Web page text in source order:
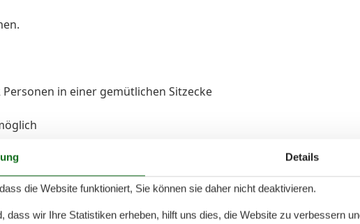
in einer gemütlichen Sitzecke
Details
die Website funktioniert, Sie können sie daher nicht deaktivieren.
dass wir Ihre Statistiken erheben, hilft uns dies, die Website zu verbessern